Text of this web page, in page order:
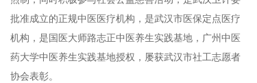
批准成立的正规中医医疗机构，是武汉市医保定点医疗
机构，是国医大师路志正中医养生实践基地，广州中医
药大学中医养生实践基地授权，屡获武汉市社工志愿者
协会表彰。